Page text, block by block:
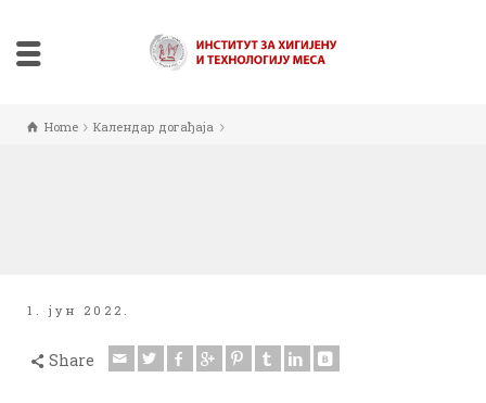
Home Календар догађаја
1. јун 2022.
Share